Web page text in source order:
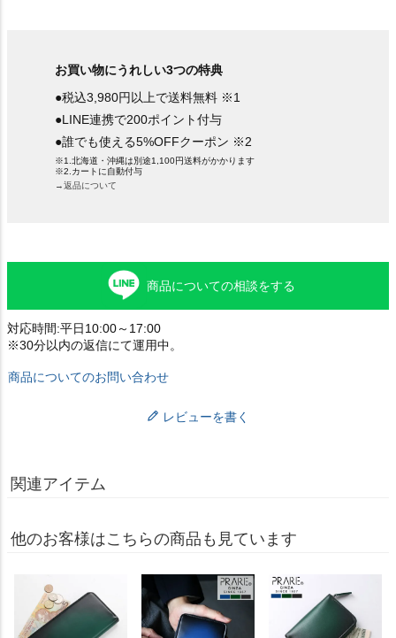
お買い物にうれしい3つの特典
●税込3,980円以上で送料無料 ※1
●LINE連携で200ポイント付与
●誰でも使える5%OFFクーポン ※2
※1.北海道・沖縄は別途1,100円送料がかかります
※2.カートに自動付与
→返品について
商品についての相談をする
対応時間:平日10:00～17:00
※30分以内の返信にて運用中。
商品についてのお問い合わせ
レビューを書く
関連アイテム
他のお客様はこちらの商品も見ています